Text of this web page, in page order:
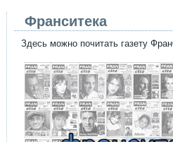
Франситека
Здесь можно почитать газету